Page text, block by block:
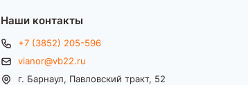
Наши контакты
+7 (3852) 205-596
vianor@vb22.ru
г. Барнаул, Павловский тракт, 52